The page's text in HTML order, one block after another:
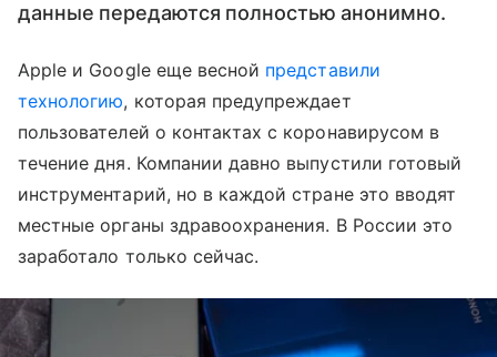
данные передаются полностью анонимно.
Apple и Google еще весной представили
технологию, которая предупреждает
пользователей о контактах с коронавирусом в
течение дня. Компании давно выпустили готовый
инструментарий, но в каждой стране это вводят
местные органы здравоохранения. В России это
заработало только сейчас.